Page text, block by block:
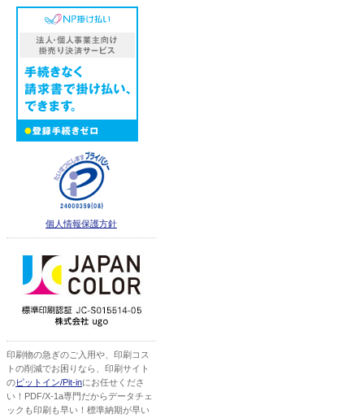
個人情報保護方針
印刷物の急ぎのご入用や、印刷コス
トの削減でお困りなら、印刷サイト
のピットイン/Pit-inにお任せくださ
い！PDF/X-1a専門だからデータチェ
ックも印刷も早い！標準納期が早い